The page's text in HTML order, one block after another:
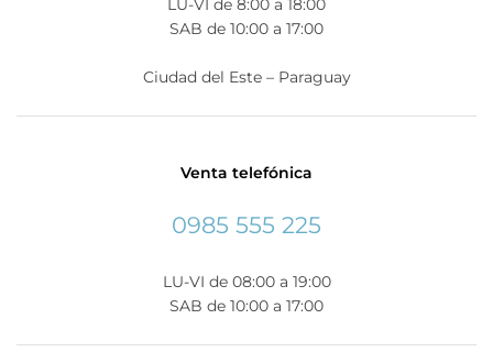
LU-VI de 8:00 a 18:00
SAB de 10:00 a 17:00
Ciudad del Este – Paraguay
Venta telefónica
0985 555 225
LU-VI de 08:00 a 19:00
SAB de 10:00 a 17:00